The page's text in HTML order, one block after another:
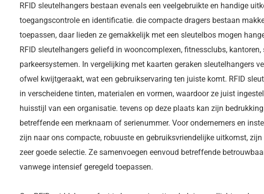
RFID sleutelhangers bestaan evenals een veelgebruikte en handige
toegangscontrole en identificatie. die compacte dragers bestaan
toepassen, daar lieden ze gemakkelijk met een sleutelbos mogen
RFID sleutelhangers geliefd in wooncomplexen, fitnessclubs, kantoren,
parkeersystemen. In vergelijking met kaarten geraken sleutelhangers
ofwel kwijtgeraakt, wat een gebruikservaring ten juiste komt. RFID
in verscheidene tinten, materialen en vormen, waardoor ze juist
huisstijl van een organisatie. tevens op deze plaats kan zijn
betreffende een merknaam of serienummer. Voor ondernemers en
zijn naar ons compacte, robuuste en gebruiksvriendelijke uitkomst,
zeer goede selectie. Ze samenvoegen eenvoud betreffende
vanwege intensief geregeld toepassen.